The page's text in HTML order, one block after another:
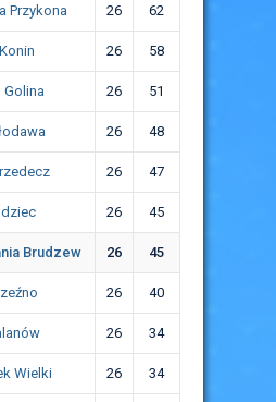
Przykona 26 62
26 58
Golina 26 51
26 48
26 47
26 45
Brudzew 26 45
26 40
26 34
Wielki 26 34